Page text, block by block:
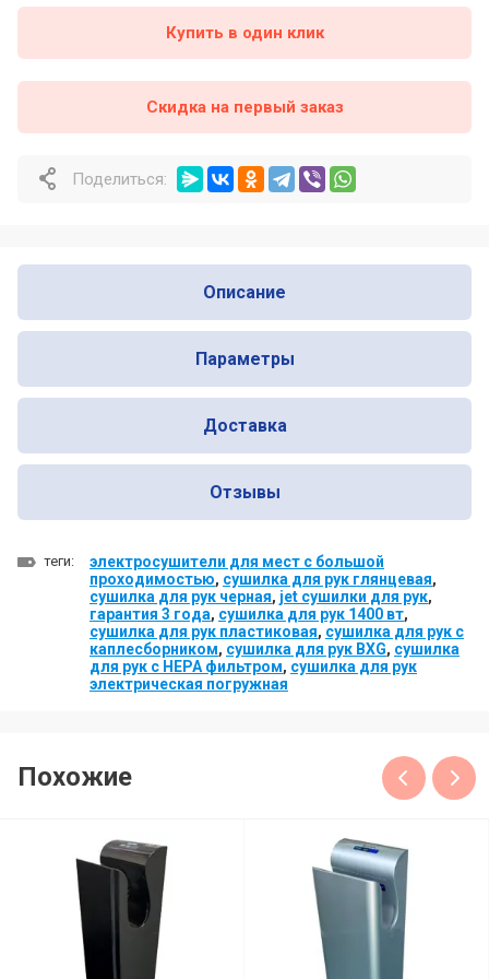
Почему профессионалы выбирают
Nofer для оснащения общественных
санузлов
Почему одни сушилки для рук служат
через год
Купить в один клик
Поделиться:
Скидка на первый заказ
Описание
Параметры
Доставка
Отзывы
теги:
электросушители для мест с большой
проходимостью, сушилка для рук глянцевая,
сушилка для рук черная, jet сушилки для рук,
гарантия 3 года, сушилка для рук 1400 вт,
сушилка для рук пластиковая, сушилка для рук с
каплесборником, сушилка для рук BXG, сушилка
для рук с HEPA фильтром, сушилка для рук
электрическая погружная
Похожие